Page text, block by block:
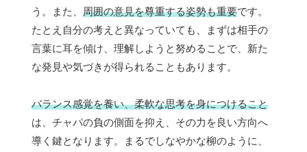
う。また、 周囲の意見を尊重する姿勢も重要です。
たとえ自分の考えと異なっていても、まずは相手の
言葉に耳を傾け、理解しようと努めることで、新た
な発見や気づきが得られることもあります。
バランス感覚を養い、柔軟な思考を身につけること
は、チャパの負の側面を抑え、その力を良い方向へ
導く鍵となります。まるでしなやかな柳のように、